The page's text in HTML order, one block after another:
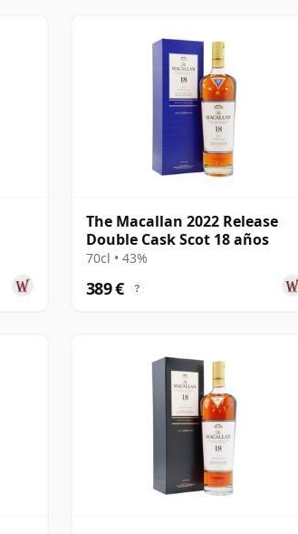
The Macallan 2022 Release
Double Cask Scot 18 años
70cl • 43%
389 € ?